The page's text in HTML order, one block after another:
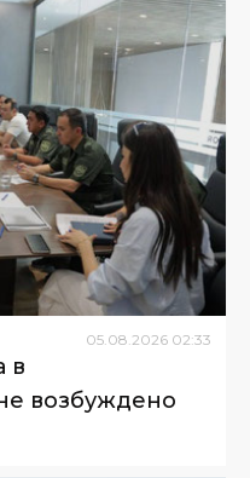
05.08.2026 02:33
в
возбуждено